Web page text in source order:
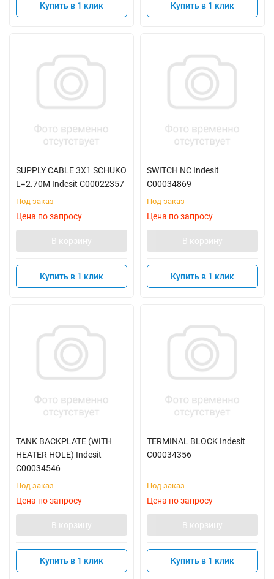
Купить в 1 клик Купить в 1 клик
SUPPLY CABLE 3X1 SCHUKO
L=2.70M Indesit C00022357
Под заказ
Цена по запросу
В корзину
Купить в 1 клик
SWITCH NC Indesit
C00034869
Под заказ
Цена по запросу
В корзину
Купить в 1 клик
TANK BACKPLATE (WITH
HEATER HOLE) Indesit
C00034546
Под заказ
Цена по запросу
В корзину
Купить в 1 клик
TERMINAL BLOCK Indesit
C00034356
Под заказ
Цена по запросу
В корзину
Купить в 1 клик